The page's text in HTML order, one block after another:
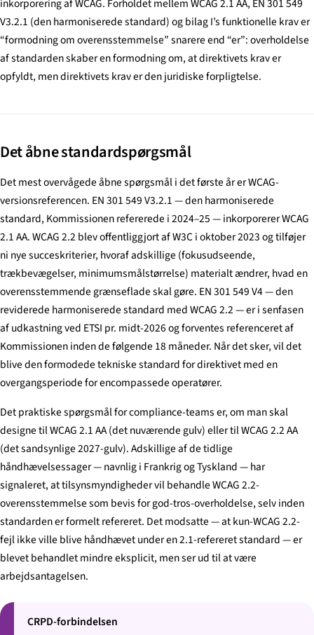
inkorporering af WCAG. Forholdet mellem WCAG 2.1 AA, EN 301 549
V3.2.1 (den harmoniserede standard) og bilag I’s funktionelle krav er
“formodning om overensstemmelse” snarere end “er”: overholdelse
af standarden skaber en formodning om, at direktivets krav er
opfyldt, men direktivets krav er den juridiske forpligtelse.
Det åbne standardspørgsmål
Det mest overvågede åbne spørgsmål i det første år er WCAG-
versionsreferencen. EN 301 549 V3.2.1 — den harmoniserede
standard, Kommissionen refererede i 2024–25 — inkorporerer WCAG
2.1 AA. WCAG 2.2 blev offentliggjort af W3C i oktober 2023 og tilføjer
ni nye succeskriterier, hvoraf adskillige (fokusudseende,
trækbevægelser, minimumsmålstørrelse) materialt ændrer, hvad en
overensstemmende grænseflade skal gøre. EN 301 549 V4 — den
reviderede harmoniserede standard med WCAG 2.2 — er i senfasen
af udkastning ved ETSI pr. midt-2026 og forventes referenceret af
Kommissionen inden de følgende 18 måneder. Når det sker, vil det
blive den formodede tekniske standard for direktivet med en
overgangsperiode for encompassede operatører.
Det praktiske spørgsmål for compliance-teams er, om man skal
designe til WCAG 2.1 AA (det nuværende gulv) eller til WCAG 2.2 AA
(det sandsynlige 2027-gulv). Adskillige af de tidlige
håndhævelsessager — navnlig i Frankrig og Tyskland — har
signaleret, at tilsynsmyndigheder vil behandle WCAG 2.2-
overensstemmelse som bevis for god-tros-overholdelse, selv inden
standarden er formelt refereret. Det modsatte — at kun-WCAG 2.2-
fejl ikke ville blive håndhævet under en 2.1-refereret standard — er
blevet behandlet mindre eksplicit, men ser ud til at være
arbejdsantagelsen.
CRPD-forbindelsen